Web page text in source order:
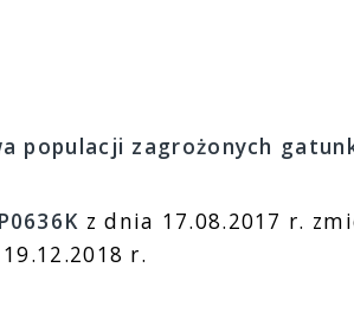
populacji zagrożonych
z dnia 17.08.2017 r.
r.